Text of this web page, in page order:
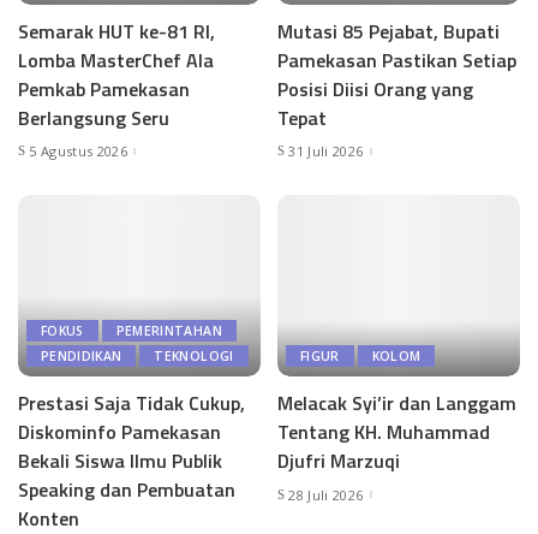
Semarak HUT ke-81 RI,
Lomba MasterChef Ala
Pemkab Pamekasan
Berlangsung Seru
5 Agustus 2026
Mutasi 85 Pejabat, Bupati
Pamekasan Pastikan Setiap
Posisi Diisi Orang yang
Tepat
31 Juli 2026
FOKUS
PEMERINTAHAN
PENDIDIKAN
TEKNOLOGI
Prestasi Saja Tidak Cukup,
Diskominfo Pamekasan
Bekali Siswa Ilmu Publik
Speaking dan Pembuatan
Konten
FIGUR KOLOM
Melacak Syi’ir dan Langgam
Tentang KH. Muhammad
Djufri Marzuqi
28 Juli 2026